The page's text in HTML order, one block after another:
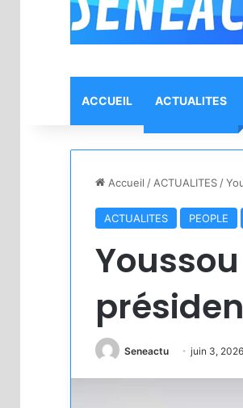
ACCUEIL ACTUALITES
Accueil / ACTUALITES /
ACTUALITES PEOPLE
Seneactu juin 3, 2026